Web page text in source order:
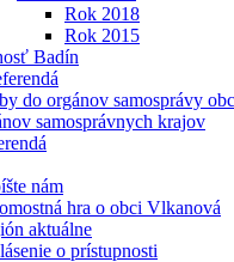
Rok 2018
Rok 2015
Badín
do orgánov samosprávy
samosprávnych krajov
nám
hra o obci Vlkanová
aktuálne
o prístupnosti